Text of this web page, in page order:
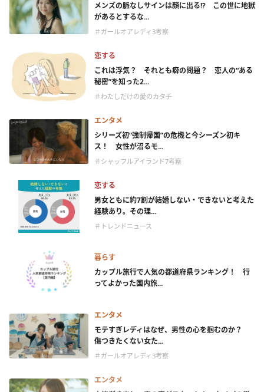
メンズの脈なしサインは顔に出る!? この世に地獄
があるとするな...
＃ガールオアレディ3考察
恋する
これは浮気？ それとも癖の問題？ 恋人の“ある
秘密”を知った2...
＃わたしだけの愛のカタチ
エンタメ
シリーズ初“強制帰国”の危機と今シーズン初キ
ス！ 女性が沼るモ...
＃シャッフルアイランド7考察
恋する
男女ともに約7割が結婚しない・できないと考えた
経験あり。その理...
＃トレンドニュース
暮らす
カップル旅行で人気の都道府県ランキング！ 行
ってよかった国内旅...
エンタメ
モテすぎレディはなぜ、男性の心を掴むのか？
傷つきたくない女た...
＃ガールオアレディ3考察
エンタメ